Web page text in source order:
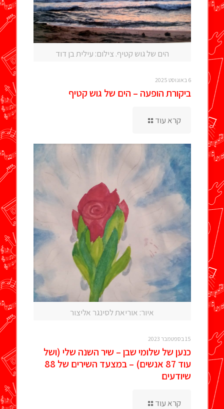
הים של גוש קטיף. צילום: עילית בן דוד
6 באוגוסט 2025
ביקורת הופעה – הים של גוש קטיף
קרא עוד
איור: אוריאת לסינגר אליצור
15 בספטמבר 2023
כנען של שלומי שבן – שיר השנה שלי (ושל
עוד 87 אנשים) – במצעד השירים של 88
שיודעים
קרא עוד